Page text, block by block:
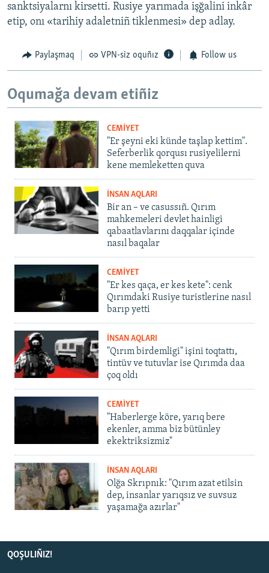
sanktsiyalarnı kirsetti. Rusiye yarımada işğalini inkâr
etip, onı «tarihiy adaletniñ tiklenmesi» dep adlay.
Paylaşmaq VPN-siz oquñız Follow us
Oqumağa devam etiñiz
CEMİYET
"Er şeyni eki künde taşlap kettim".
Seferberlik qorqusı rusiyelilerni
kene memleketten quva
İNSAN AQLARI
Bir an – ve casussıñ. Qırım
mahkemeleri devlet hainligi
qabaatlavlarını daqqalar içinde
nasıl baqalar
CEMİYET
"Er kes qaça, er kes kete": cenk
Qırımdaki Rusiye turistlerine nasıl
barıp yetti
İNSAN AQLARI
"Qırım birdemligi" işini toqtattı,
tintüv ve tutuvlar ise Qırımda daa
çoq oldı
CEMİYET
"Haberlerge köre, yarıq bere
ekenler, amma biz bütünley
ekektriksizmiz"
İNSAN AQLARI
Olğa Skrıpnık: "Qırım azat etilsin
dep, insanlar yarıqsız ve suvsuz
yaşamağa azırlar"
QOŞULIÑIZ!